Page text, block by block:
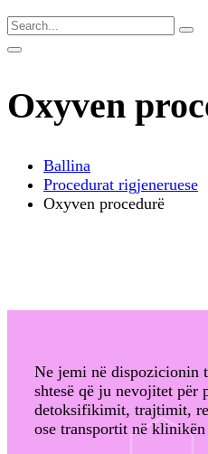
Oxyven
Ballina
Procedurat rigjeneruese
Oxyven procedurë
Ne jemi në dispozicionin
shtesë që ju nevojitet për
detoksifikimit, trajtimit,
ose transportit në